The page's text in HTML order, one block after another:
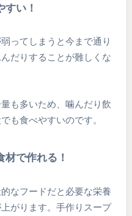
い！
ってしまうと今まで通り
だりすることが難しくな
も多いため、噛んだり飲
も食べやすいのです。
で作れる！
なフードだと必要な栄養
がります。手作りスープ